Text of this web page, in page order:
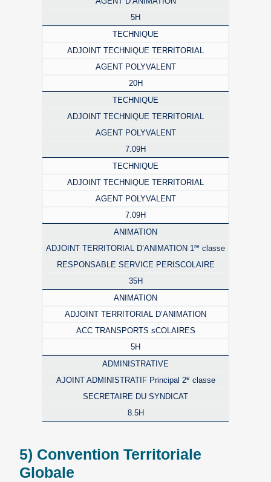
5H
TECHNIQUE
ADJOINT TECHNIQUE TERRITORIAL
AGENT POLYVALENT
20H
TECHNIQUE
ADJOINT TECHNIQUE TERRITORIAL
AGENT POLYVALENT
7.09H
TECHNIQUE
ADJOINT TECHNIQUE TERRITORIAL
AGENT POLYVALENT
7.09H
ANIMATION
ADJOINT TERRITORIAL D’ANIMATION 1re classe
RESPONSABLE SERVICE PERISCOLAIRE
35H
ANIMATION
ADJOINT TERRITORIAL D’ANIMATION
ACC TRANSPORTS sCOLAIRES
5H
ADMINISTRATIVE
AJOINT ADMINISTRATIF Principal 2e classe
SECRETAIRE DU SYNDICAT
8.5H
5) Convention Territoriale
Globale